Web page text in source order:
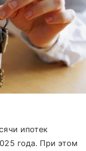
ипотек
года. При этом